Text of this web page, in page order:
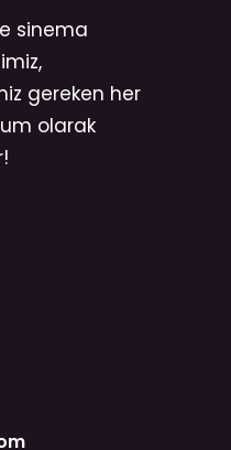
sinema
gereken her
olarak